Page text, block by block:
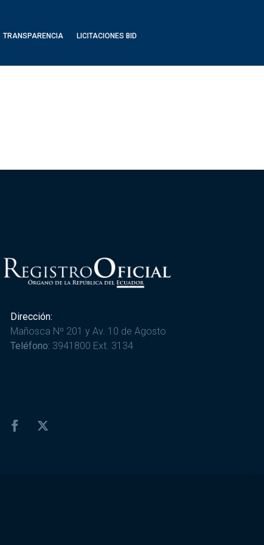
TRANSPARENCIA LICITACIONES BID
Dirección:
Mañosca Nº 201 y Av. 10 de Agosto
Teléfono: 3941800 Ext. 3134